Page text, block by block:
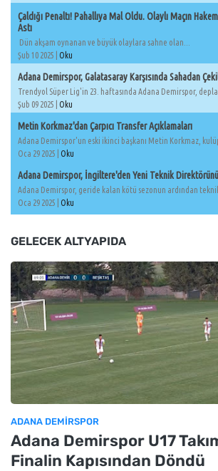
Çaldığı Penaltı! Pahallıya Mal Oldu. Olaylı Maçın
Astı
Dün akşam oynanan ve büyük olaylara sahne olan...
Şub 10 2025 | Oku
Adana Demirspor, Galatasaray Karşısında Sahadan
Trendyol Süper Lig'in 23. haftasında Adana Demirspor,
Şub 09 2025 | Oku
Metin Korkmaz'dan Çarpıcı Transfer Açıklamaları
Adana Demirspor'un eski ikinci başkanı Metin Korkmaz,
Oca 29 2025 | Oku
Adana Demirspor, İngiltere'den Yeni Teknik
Adana Demirspor, geride kalan kötü sezonun ardından
Oca 29 2025 | Oku
GELECEK ALTYAPIDA
ADANA DEMIRSPOR
Adana Demirspor U17
Finalin Kapısından Döndü